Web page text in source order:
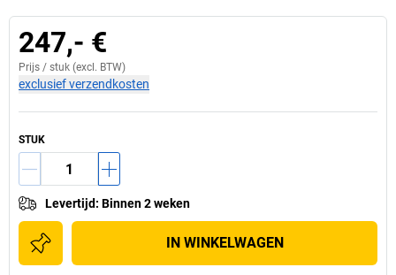
247,- €
Prijs / stuk (excl. BTW)
exclusief verzendkosten
STUK
Levertijd: Binnen 2 weken
IN WINKELWAGEN